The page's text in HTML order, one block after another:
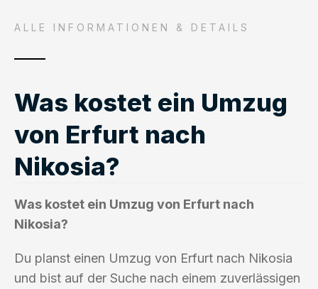
ALLE INFORMATIONEN & DETAILS
Was kostet ein Umzug
von Erfurt nach
Nikosia?
Was kostet ein Umzug von Erfurt nach
Nikosia?
Du planst einen Umzug von Erfurt nach Nikosia
und bist auf der Suche nach einem zuverlässigen